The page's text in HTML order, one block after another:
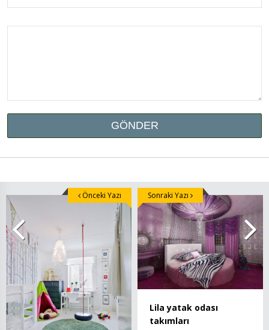
Önceki Yazı
Lila yatak odası
takımları
Sonraki Yazı